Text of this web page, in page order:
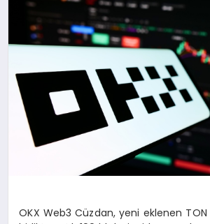
SPOR
YAŞAM
OKX Web3 Cüzdan, yeni eklenen